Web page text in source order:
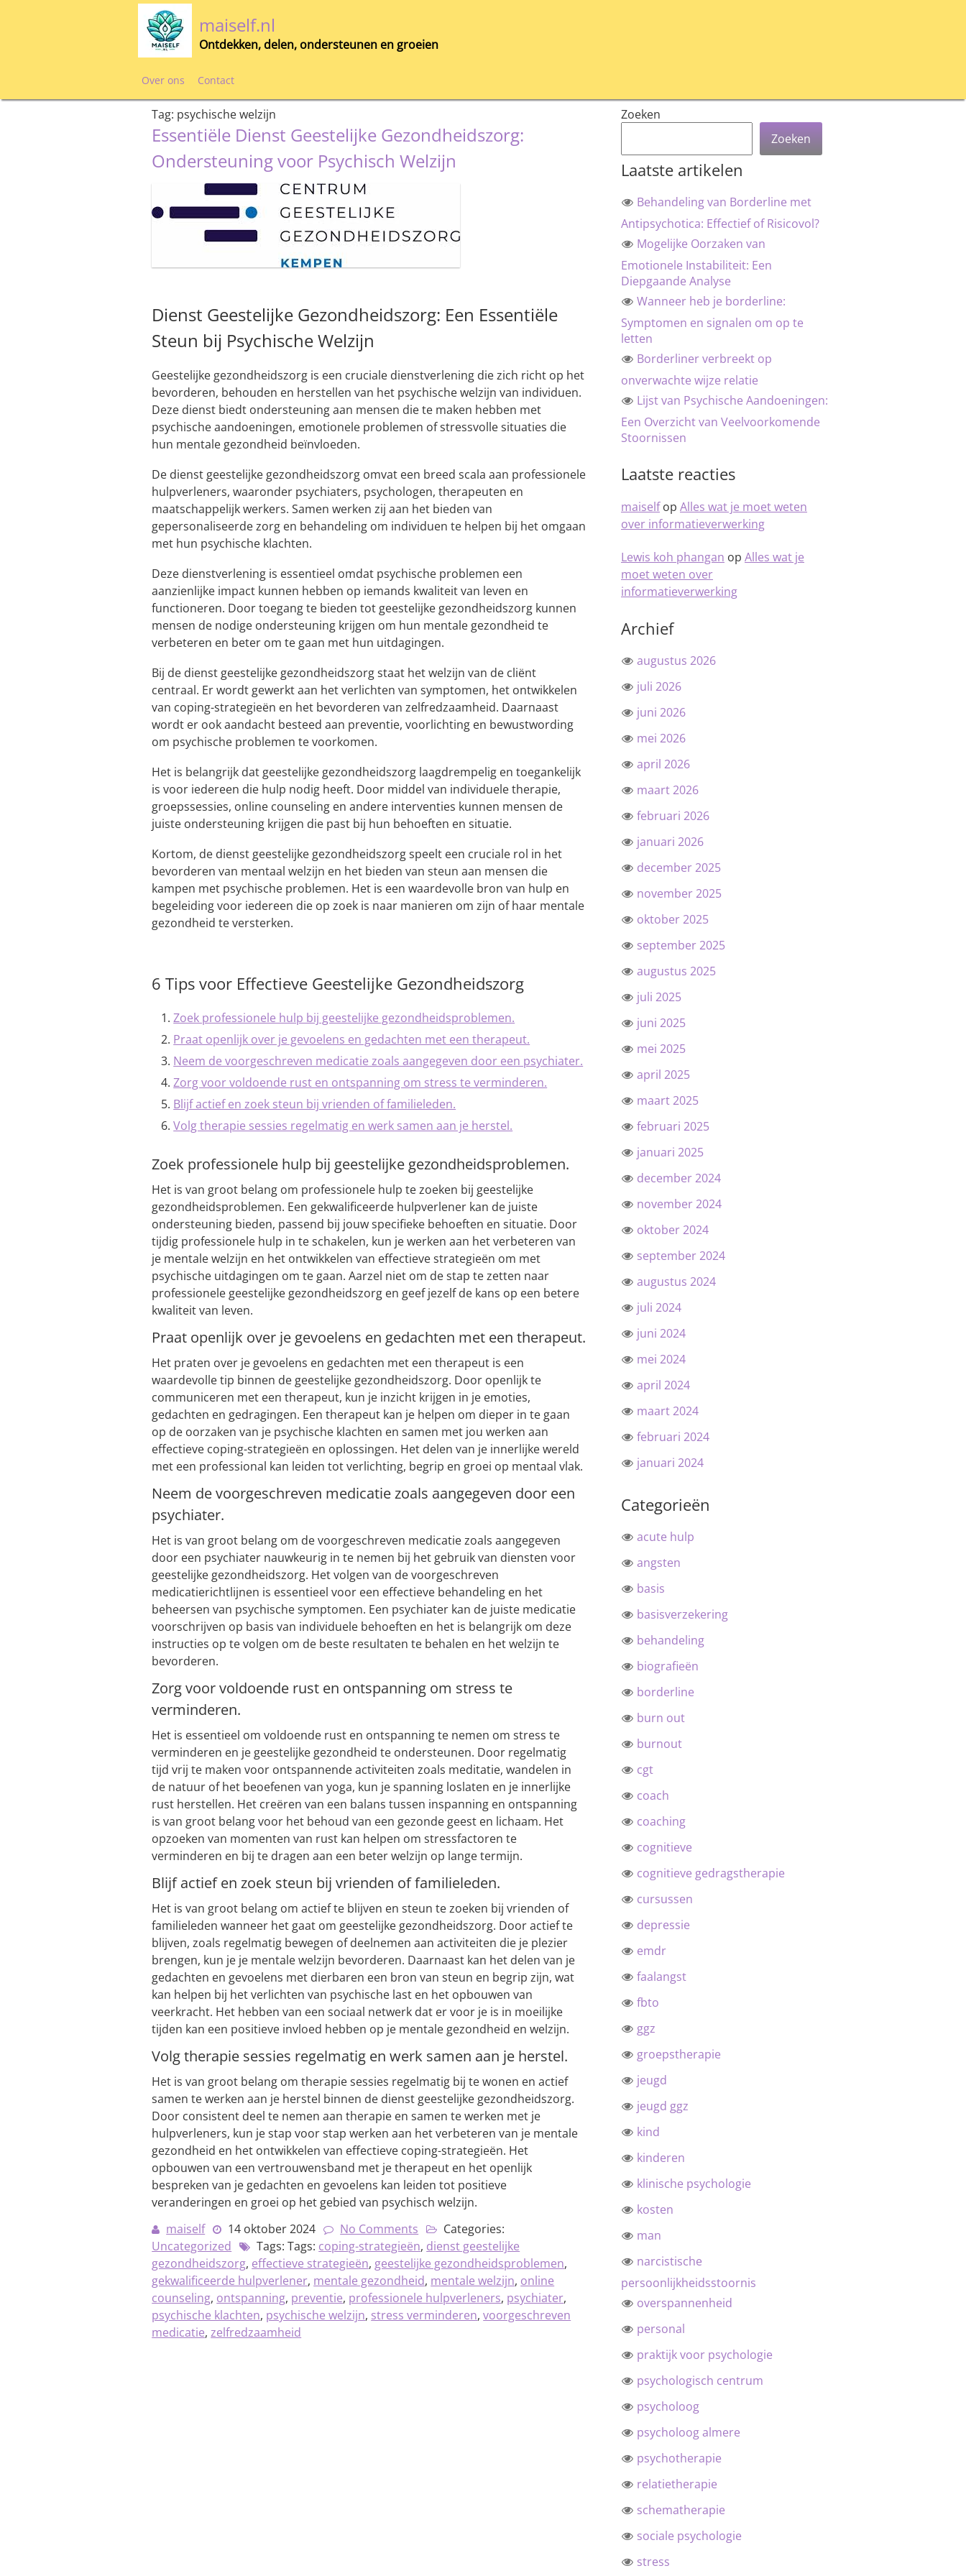
maiself.nl
Ontdekken, delen, ondersteunen en groeien
Over ons Contact
Tag: psychische welzijn
Essentiële Dienst Geestelijke Gezondheidszorg:
Ondersteuning voor Psychisch Welzijn
Dienst Geestelijke Gezondheidszorg: Een Essentiële
Steun bij Psychische Welzijn
Geestelijke gezondheidszorg is een cruciale dienstverlening die zich richt op het
bevorderen, behouden en herstellen van het psychische welzijn van individuen.
Deze dienst biedt ondersteuning aan mensen die te maken hebben met
psychische aandoeningen, emotionele problemen of stressvolle situaties die
hun mentale gezondheid beïnvloeden.
De dienst geestelijke gezondheidszorg omvat een breed scala aan professionele
hulpverleners, waaronder psychiaters, psychologen, therapeuten en
maatschappelijk werkers. Samen werken zij aan het bieden van
gepersonaliseerde zorg en behandeling om individuen te helpen bij het omgaan
met hun psychische klachten.
Deze dienstverlening is essentieel omdat psychische problemen een
aanzienlijke impact kunnen hebben op iemands kwaliteit van leven en
functioneren. Door toegang te bieden tot geestelijke gezondheidszorg kunnen
mensen de nodige ondersteuning krijgen om hun mentale gezondheid te
verbeteren en beter om te gaan met hun uitdagingen.
Bij de dienst geestelijke gezondheidszorg staat het welzijn van de cliënt
centraal. Er wordt gewerkt aan het verlichten van symptomen, het ontwikkelen
van coping-strategieën en het bevorderen van zelfredzaamheid. Daarnaast
wordt er ook aandacht besteed aan preventie, voorlichting en bewustwording
om psychische problemen te voorkomen.
Het is belangrijk dat geestelijke gezondheidszorg laagdrempelig en toegankelijk
is voor iedereen die hulp nodig heeft. Door middel van individuele therapie,
groepssessies, online counseling en andere interventies kunnen mensen de
juiste ondersteuning krijgen die past bij hun behoeften en situatie.
Kortom, de dienst geestelijke gezondheidszorg speelt een cruciale rol in het
bevorderen van mentaal welzijn en het bieden van steun aan mensen die
kampen met psychische problemen. Het is een waardevolle bron van hulp en
begeleiding voor iedereen die op zoek is naar manieren om zijn of haar mentale
gezondheid te versterken.
6 Tips voor Effectieve Geestelijke Gezondheidszorg
Zoek professionele hulp bij geestelijke gezondheidsproblemen.
Praat openlijk over je gevoelens en gedachten met een therapeut.
Neem de voorgeschreven medicatie zoals aangegeven door een psychiater.
Zorg voor voldoende rust en ontspanning om stress te verminderen.
Blijf actief en zoek steun bij vrienden of familieleden.
Volg therapie sessies regelmatig en werk samen aan je herstel.
Zoek professionele hulp bij geestelijke gezondheidsproblemen.
Het is van groot belang om professionele hulp te zoeken bij geestelijke
gezondheidsproblemen. Een gekwalificeerde hulpverlener kan de juiste
ondersteuning bieden, passend bij jouw specifieke behoeften en situatie. Door
tijdig professionele hulp in te schakelen, kun je werken aan het verbeteren van
je mentale welzijn en het ontwikkelen van effectieve strategieën om met
psychische uitdagingen om te gaan. Aarzel niet om de stap te zetten naar
professionele geestelijke gezondheidszorg en geef jezelf de kans op een betere
kwaliteit van leven.
Praat openlijk over je gevoelens en gedachten met een therapeut.
Het praten over je gevoelens en gedachten met een therapeut is een
waardevolle tip binnen de geestelijke gezondheidszorg. Door openlijk te
communiceren met een therapeut, kun je inzicht krijgen in je emoties,
gedachten en gedragingen. Een therapeut kan je helpen om dieper in te gaan
op de oorzaken van je psychische klachten en samen met jou werken aan
effectieve coping-strategieën en oplossingen. Het delen van je innerlijke wereld
met een professional kan leiden tot verlichting, begrip en groei op mentaal vlak.
Neem de voorgeschreven medicatie zoals aangegeven door een
psychiater.
Het is van groot belang om de voorgeschreven medicatie zoals aangegeven
door een psychiater nauwkeurig in te nemen bij het gebruik van diensten voor
geestelijke gezondheidszorg. Het volgen van de voorgeschreven
medicatierichtlijnen is essentieel voor een effectieve behandeling en het
beheersen van psychische symptomen. Een psychiater kan de juiste medicatie
voorschrijven op basis van individuele behoeften en het is belangrijk om deze
instructies op te volgen om de beste resultaten te behalen en het welzijn te
bevorderen.
Zorg voor voldoende rust en ontspanning om stress te
verminderen.
Het is essentieel om voldoende rust en ontspanning te nemen om stress te
verminderen en je geestelijke gezondheid te ondersteunen. Door regelmatig
tijd vrij te maken voor ontspannende activiteiten zoals meditatie, wandelen in
de natuur of het beoefenen van yoga, kun je spanning loslaten en je innerlijke
rust herstellen. Het creëren van een balans tussen inspanning en ontspanning
is van groot belang voor het behoud van een gezonde geest en lichaam. Het
opzoeken van momenten van rust kan helpen om stressfactoren te
verminderen en bij te dragen aan een beter welzijn op lange termijn.
Blijf actief en zoek steun bij vrienden of familieleden.
Het is van groot belang om actief te blijven en steun te zoeken bij vrienden of
familieleden wanneer het gaat om geestelijke gezondheidszorg. Door actief te
blijven, zoals regelmatig bewegen of deelnemen aan activiteiten die je plezier
brengen, kun je je mentale welzijn bevorderen. Daarnaast kan het delen van je
gedachten en gevoelens met dierbaren een bron van steun en begrip zijn, wat
kan helpen bij het verlichten van psychische last en het opbouwen van
veerkracht. Het hebben van een sociaal netwerk dat er voor je is in moeilijke
tijden kan een positieve invloed hebben op je mentale gezondheid en welzijn.
Volg therapie sessies regelmatig en werk samen aan je herstel.
Het is van groot belang om therapie sessies regelmatig bij te wonen en actief
samen te werken aan je herstel binnen de dienst geestelijke gezondheidszorg.
Door consistent deel te nemen aan therapie en samen te werken met je
hulpverleners, kun je stap voor stap werken aan het verbeteren van je mentale
gezondheid en het ontwikkelen van effectieve coping-strategieën. Het
opbouwen van een vertrouwensband met je therapeut en het openlijk
bespreken van je gedachten en gevoelens kan leiden tot positieve
veranderingen en groei op het gebied van psychisch welzijn.
maiself
14 oktober 2024 No Comments
Categories:
Uncategorized
Tags: Tags: coping-strategieën, dienst geestelijke
gezondheidszorg, effectieve strategieën, geestelijke gezondheidsproblemen,
gekwalificeerde hulpverlener, mentale gezondheid, mentale welzijn, online
counseling, ontspanning, preventie, professionele hulpverleners, psychiater,
psychische klachten, psychische welzijn, stress verminderen,voorgeschreven
medicatie,zelfredzaamheid
Zoeken
Zoeken
Laatste artikelen
Behandeling van Borderline met
Antipsychotica: Effectief of Risicovol?
Mogelijke Oorzaken van
Emotionele Instabiliteit: Een
Diepgaande Analyse
Wanneer heb je borderline:
Symptomen en signalen om op te
letten
Borderliner verbreekt op
onverwachte wijze relatie
Lijst van Psychische Aandoeningen:
Een Overzicht van Veelvoorkomende
Stoornissen
Laatste reacties
maiselfop Alles wat je moet weten
over informatieverwerking
Lewis koh phangan op Alles wat je
moet weten over
informatieverwerking
Archief
augustus 2026
juli 2026
juni 2026
mei 2026
april 2026
maart 2026
februari 2026
januari 2026
december 2025
november 2025
oktober 2025
september 2025
augustus 2025
juli 2025
juni 2025
mei 2025
april 2025
maart 2025
februari 2025
januari 2025
december 2024
november 2024
oktober 2024
september 2024
augustus 2024
juli 2024
juni 2024
mei 2024
april 2024
maart 2024
februari 2024
januari 2024
Categorieën
acute hulp
angsten
basis
basisverzekering
behandeling
biografieën
borderline
burn out
burnout
cgt
coach
coaching
cognitieve
cognitieve gedragstherapie
cursussen
depressie
emdr
faalangst
fbto
ggz
groepstherapie
jeugd
jeugd ggz
kind
kinderen
klinische psychologie
kosten
man
narcistische
persoonlijkheidsstoornis
overspannenheid
personal
praktijk voor psychologie
psychologisch centrum
psycholoog
psycholoog almere
psychotherapie
relatietherapie
schematherapie
sociale psychologie
stress